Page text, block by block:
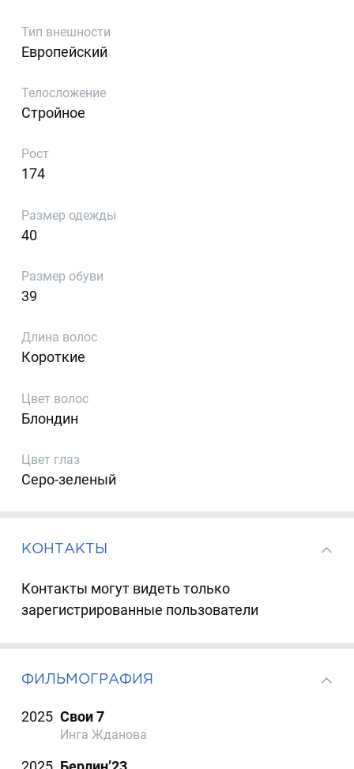
Тип внешности
Европейский
Телосложение
Стройное
Рост
174
Размер одежды
40
Размер обуви
39
Длина волос
Короткие
Цвет волос
Блондин
Цвет глаз
Серо-зеленый
КОНТАКТЫ
Контакты могут видеть только
зарегистрированные пользователи
ФИЛЬМОГРАФИЯ
2025 Свои 7
Инга Жданова